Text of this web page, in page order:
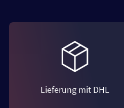
Lieferung mit DHL